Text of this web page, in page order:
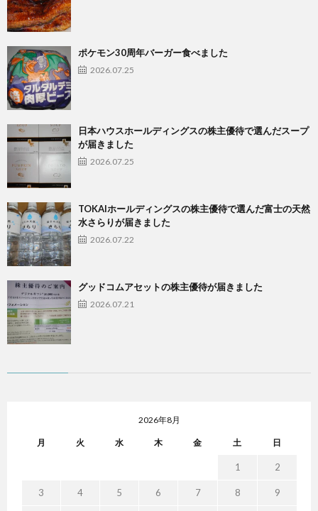
ポケモン30周年バーガー食べました
2026.07.25
日本ハウスホールディングスの株主優待で選んだスープ
が届きました
2026.07.25
TOKAIホールディングスの株主優待で選んだ富士の天然
水さらりが届きました
2026.07.22
グッドコムアセットの株主優待が届きました
2026.07.21
2026年8月
月 火 水 木 金 土 日
1 2
3 4 5 6 7 8 9